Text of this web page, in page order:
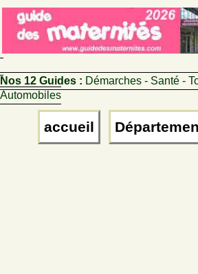
Nos 12 Guides : Démarches - Santé -
Automobiles
accueil